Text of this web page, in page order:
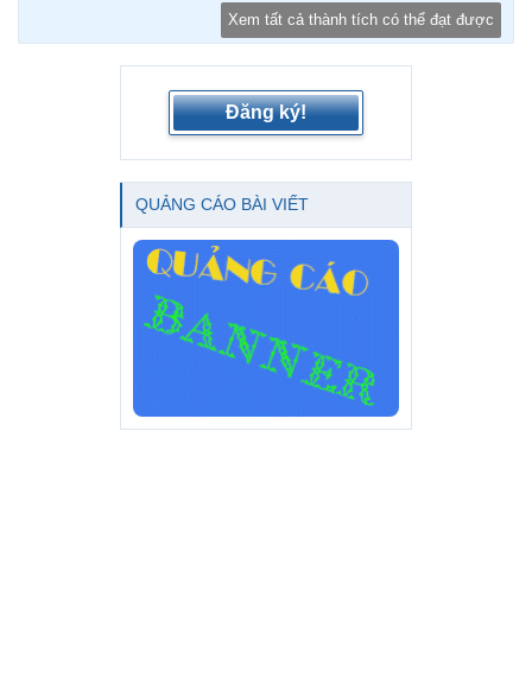
Xem tất cả thành tích có thể đạt được
Đăng ký!
QUẢNG CÁO BÀI VIẾT